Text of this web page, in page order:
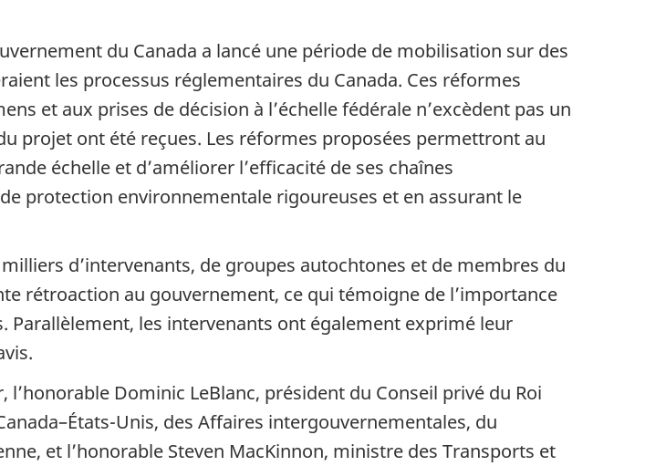
du Canada a lancé une période de mobilisation sur des
les processus réglementaires du Canada. Ces réformes
et aux prises de décision à l’échelle fédérale n’excèdent pas un
projet ont été reçues. Les réformes proposées permettront au
échelle et d’améliorer l’efficacité de ses chaînes
protection environnementale rigoureuses et en assurant le
d’intervenants, de groupes autochtones et de membres du
rétroaction au gouvernement, ce qui témoigne de l’importance
Parallèlement, les intervenants ont également exprimé leur
Dominic LeBlanc, président du Conseil privé du Roi
tats-Unis, des Affaires intergouvernementales, du
et l’honorable Steven MacKinnon, ministre des Transports et